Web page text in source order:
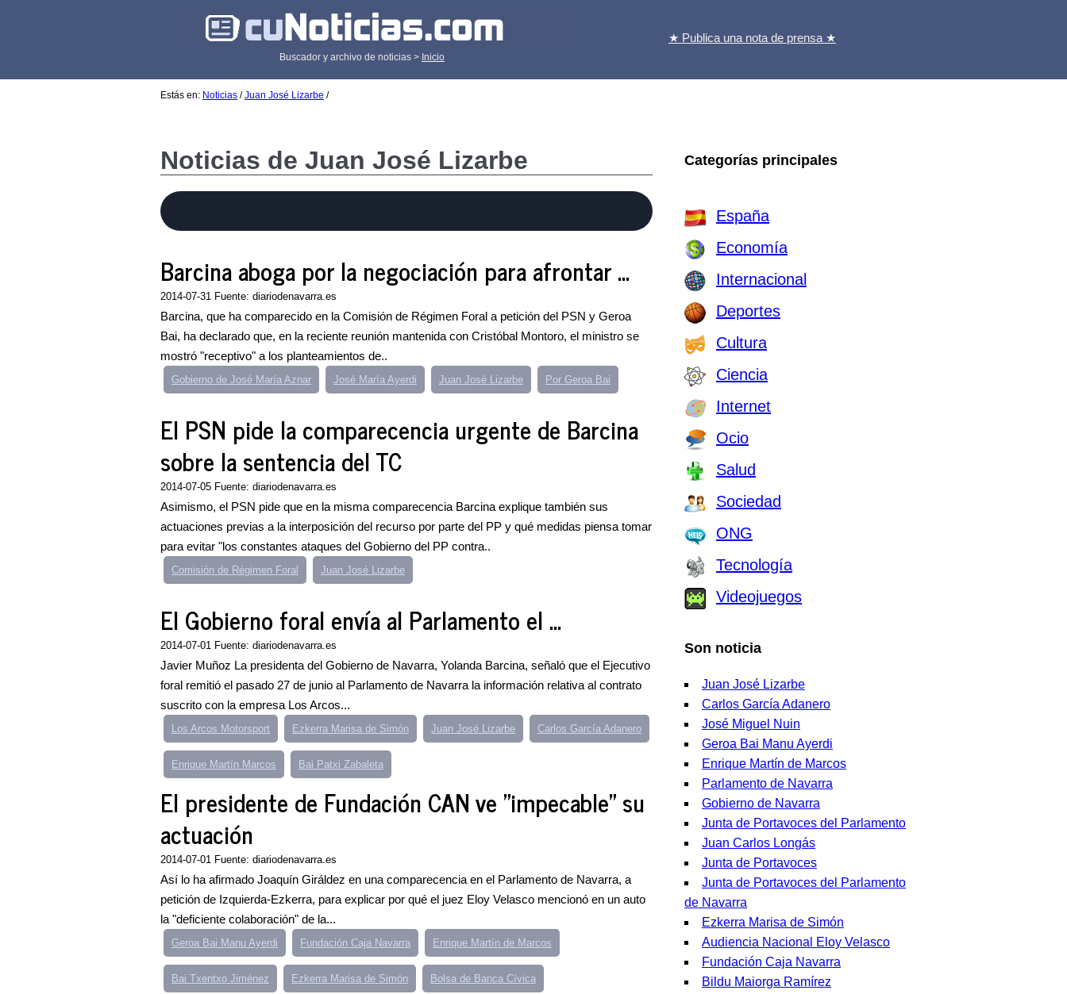
Buscador y archivo de noticias > Inicio
★ Publica una nota de prensa ★
Estás en: Noticias /Juan José Lizarbe /
Noticias de Juan José Lizarbe
Barcina aboga por la negociación para afrontar ...
2014-07-31 Fuente: diariodenavarra.es
Barcina, que ha comparecido en la Comisión de Régimen Foral a petición del PSN y Geroa
Bai, ha declarado que, en la reciente reunión mantenida con Cristóbal Montoro, el ministro se
mostró "receptivo" a los planteamientos de..
Gobierno de José María Aznar José María Ayerdi Juan José Lizarbe Por Geroa Bai
El PSN pide la comparecencia urgente de Barcina
sobre la sentencia del TC
2014-07-05 Fuente: diariodenavarra.es
Asimismo, el PSN pide que en la misma comparecencia Barcina explique también sus
actuaciones previas a la interposición del recurso por parte del PP y qué medidas piensa tomar
para evitar "los constantes ataques del Gobierno del PP contra..
Comisión de Régimen Foral Juan José Lizarbe
El Gobierno foral envía al Parlamento el ...
2014-07-01 Fuente: diariodenavarra.es
Javier Muñoz La presidenta del Gobierno de Navarra, Yolanda Barcina, señaló que el Ejecutivo
foral remitió el pasado 27 de junio al Parlamento de Navarra la información relativa al contrato
suscrito con la empresa Los Arcos...
Los Arcos Motorsport Ezkerra Marisa de Simón Juan José Lizarbe Carlos García Adanero
Enrique Martín Marcos Bai Patxi Zabaleta
El presidente de Fundación CAN ve "impecable" su
actuación
2014-07-01 Fuente: diariodenavarra.es
Así lo ha afirmado Joaquín Giráldez en una comparecencia en el Parlamento de Navarra, a
petición de Izquierda-Ezkerra, para explicar por qué el juez Eloy Velasco mencionó en un auto
la "deficiente colaboración" de la...
Geroa Bai Manu Ayerdi Fundación Caja Navarra Enrique Martín de Marcos
Bai Txentxo Jiménez Ezkerra Marisa de Simón Bolsa de Banca Cívica
Categorías principales
España
Economía
Internacional
Deportes
Cultura
Ciencia
Internet
Ocio
Salud
Sociedad
ONG
Tecnología
Videojuegos
Son noticia
Juan José Lizarbe
Carlos García Adanero
José Miguel Nuin
Geroa Bai Manu Ayerdi
Enrique Martín de Marcos
Parlamento de Navarra
Gobierno de Navarra
Junta de Portavoces del Parlamento
Juan Carlos Longás
Junta de Portavoces
Junta de Portavoces del Parlamento
de Navarra
Ezkerra Marisa de Simón
Audiencia Nacional Eloy Velasco
Fundación Caja Navarra
Bildu Maiorga Ramírez